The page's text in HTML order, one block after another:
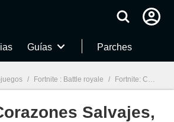
Guías Parches
/ Fortnite : Battle royale / Fortnite: Corazones Salvajes, información y fechas del evento del Día de San Valentín
Salvajes,